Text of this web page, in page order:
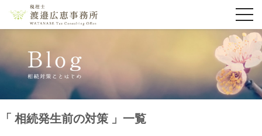
相続発生前の対策 一覧